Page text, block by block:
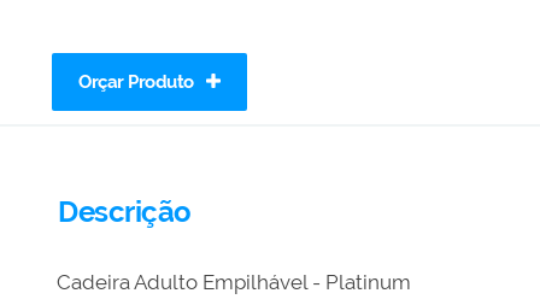
Orçar Produto
Descrição
Cadeira Adulto Empilhável - Platinum